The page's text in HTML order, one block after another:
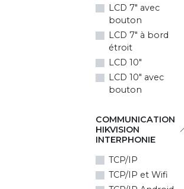
LCD 7" avec
bouton
LCD 7" à bord
étroit
LCD 10"
LCD 10" avec
bouton
COMMUNICATION
HIKVISION
INTERPHONIE
TCP/IP
TCP/IP et Wifi